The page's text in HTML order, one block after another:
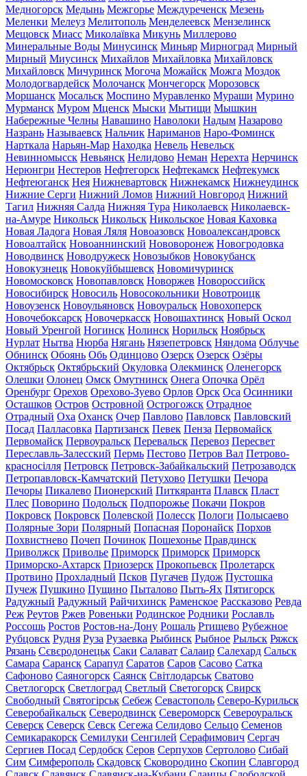
Медногорск Медынь Межгорье Междуреченск Мезень
Меленки Мелеуз Мелитополь Менделеевск Мензелинск
Мещовск Миасс Миколаївка Микунь Миллерово
Минеральные Воды Минусинск Миньяр Мирноград Мирный
Мирный Миусинск Михайлов Михайловка Михайловск
Михайловск Мичуринск Могоча Можайск Можга Моздок
Молодогвардейск Молочанск Мончегорск Морозовск
Моршанск Мосальск Моспино Муравленко Мураши Мурино
Мурманск Муром Мценск Мыски Мытищи Мышкин
Набережные Челны Навашино Наволоки Надым Назарово
Назрань Называевск Нальчик Нариманов Наро-Фоминск
Нарткала Нарьян-Мар Находка Невель Невельск
Невинномысск Невьянск Нелидово Неман Нерехта Нерчинск
Нерюнгри Нестеров Нефтегорск Нефтекамск Нефтекумск
Нефтеюганск Нея Нижневартовск Нижнекамск Нижнеудинск
Нижние Серги Нижний Ломов Нижний Новгород Нижний
Тагил Нижняя Салда Нижняя Тура Николаевск Николаевск-
на-Амуре Никольск Никольск Никольское Новая Каховка
Новая Ладога Новая Ляля Новоазовск Новоалександровск
Новоалтайск Новоаннинский Нововоронеж Новогродовка
Новодвинск Новодружеск Новозыбков Новокубанск
Новокузнецк Новокуйбышевск Новомичуринск
Новомосковск Новопавловск Новоржев Новороссийск
Новосибирск Новосиль Новосокольники Новотроицк
Новоузенск Новоульяновск Новоуральск Новохоперск
Новочебоксарск Новочеркасск Новошахтинск Новый Оскол
Новый Уренгой Ногинск Нолинск Норильск Ноябрьск
Нурлат Нытва Нюрба Нягань Нязепетровск Няндома Облучье
Обнинск Обоянь Обь Одинцово Озерск Озерск Озёры
Октябрьск Октябрьский Окуловка Олекминск Оленегорск
Олешки Олонец Омск Омутнинск Онега Опочка Орёл
Оренбург Орехов Орехово-Зуево Орлов Орск Оса Осинники
Осташков Остров Островной Острогожск Отрадное
Отрадный Оха Оханск Очер Павлово Павловск Павловский
Посад Палласовка Партизанск Певек Пенза Первомайск
Первомайск Первоуральск Перевальск Перевоз Пересвет
Переславль-Залесский Пермь Пестово Петров Вал Петрово-
красносілля Петровск Петровск-Забайкальский Петрозаводск
Петропавловск-Камчатский Петухово Петушки Печора
Печоры Пикалево Пионерский Питкяранта Плавск Пласт
Плес Поворино Подольск Подпорожье Покачи Покров
Покровск Покровск Полевской Полесск Пологи Полысаево
Полярные Зори Полярный Попасная Поронайск Порхов
Похвистнево Почеп Починок Пошехонье Правдинск
Приволжск Приволье Приморск Приморск Приморск
Приморско-Ахтарск Приозерск Прокопьевск Пролетарск
Протвино Прохладный Псков Пугачев Пудож Пустошка
Пучеж Пушкино Пущино Пыталово Пыть-Ях Пятигорск
Радужный Радужный Райчихинск Раменское Рассказово Ревда
Реж Реутов Ржев Ровеньки Родинское Родники Рославль
Россошь Ростов Ростов-на-Дону Рошаль Ртищево Рубежное
Рубцовск Рудня Руза Рузаевка Рыбинск Рыбное Рыльск Ряжск
Рязань Сєвєродонецьк Саки Салават Салаир Салехард Сальск
Самара Саранск Сарапул Саратов Саров Сасово Сатка
Сафоново Саяногорск Саянск Світлодарськ Сватово
Светлогорск Светлоград Светлый Светогорск Свирск
Свободный Святогірськ Себеж Севастополь Северо-Курильск
Северобайкальск Северодвинск Североморск Североуральск
Северск Северск Севск Сегежа Селидово Сельцо Семенов
Семикаракорск Семилуки Сенгилей Серафимович Сергач
Сергиев Посад Сердобск Серов Серпухов Сертолово Сибай
Сим Симферополь Скадовск Сковородино Скопин Славгород